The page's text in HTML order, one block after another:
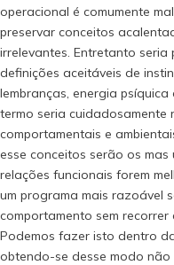
operacional é comumente
preservar conceitos
irrelevantes. Entretanto seria
definições aceitáveis de
lembranças, energia
termo seria
comportamentais e
esse conceitos serão os
relações funcionais forem
um programa mais razoável
comportamento sem
Podemos fazer isto dentro
obtendo-se desse modo